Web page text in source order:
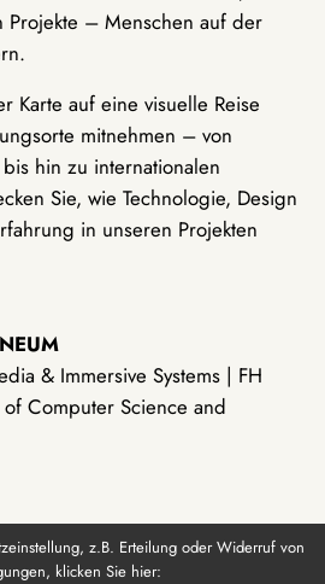
– Menschen auf der
Karte auf eine visuelle Reise
mitnehmen – von
hin zu internationalen
Sie, wie Technologie, Design
in unseren Projekten
& Immersive Systems | FH
Computer Science and
z.B. Erteilung oder Widerruf von
klicken Sie hier: